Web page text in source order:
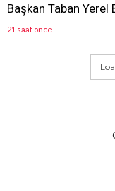
Başkan Taban Yerel
21 saat önce